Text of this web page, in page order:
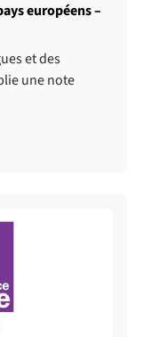
européens –
et des
une note